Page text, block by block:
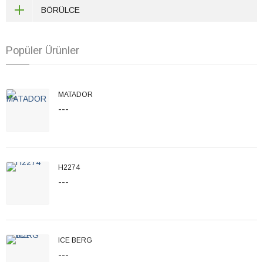
BÖRÜLCE
Popüler Ürünler
MATADOR
---
H2274
---
ICE BERG
---